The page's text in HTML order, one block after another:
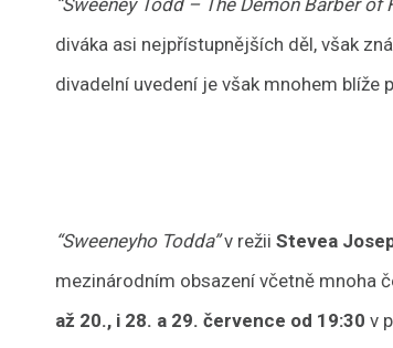
“Sweeney Todd – The Demon Barber of
diváka asi nejpřístupnějších děl, však
divadelní uvedení je však mnohem blíže
“Sweeneyho Todda”v režiiStevea
mezinárodním obsazení včetně mnoha
až 20., i 28. a 29. července od 19:30 v